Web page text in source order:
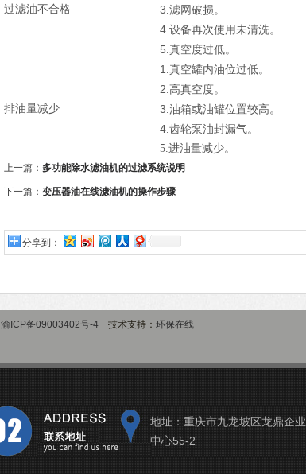
过滤油不合格 3.滤网破损。
4.设备再次使用未清洗。
5.真空度过低。
排油量减少
1 .真空罐内油位过低。
2.高真空度。
3.油箱或油罐位置较高。
4.齿轮泵油封漏气。
5.进油量减少。
上一篇： 多功能除水滤油机的过滤系统说明
下一篇： 变压器油在线滤油机的操作步骤
分享到：
渝ICP备09003402号-4 技术支持： 环保在线
地址：重庆市九龙坡区龙鼎企业
中心55-2